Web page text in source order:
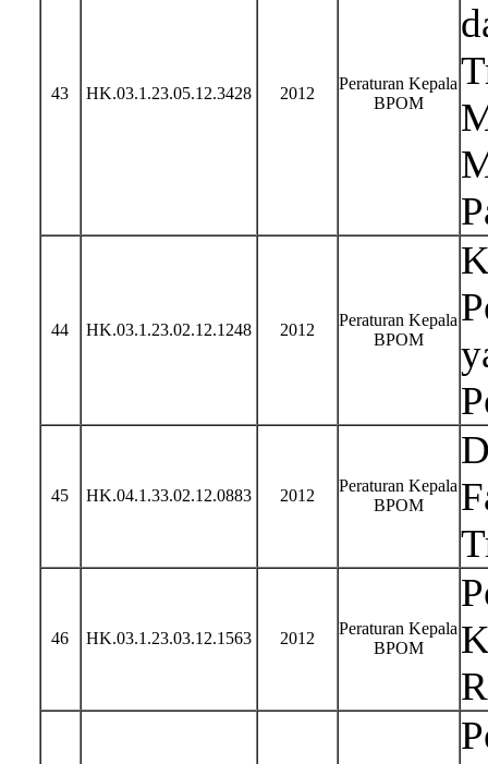
43 HK.03.1.23.05.12.3428 2012
Peraturan Kepala
BPOM
44 HK.03.1.23.02.12.1248 2012
Peraturan Kepala
BPOM
45 HK.04.1.33.02.12.0883 2012
Peraturan Kepala
BPOM
46 HK.03.1.23.03.12.1563 2012
Peraturan Kepala
BPOM